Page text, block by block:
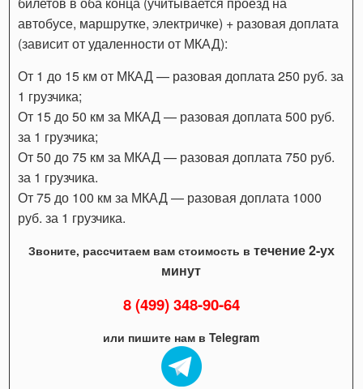
автобусе, маршрутке, электричке) + разовая доплата
(зависит от удаленности от МКАД):
От 1 до 15 км от МКАД — разовая доплата 250 руб. за
1 грузчика;
От 15 до 50 км за МКАД — разовая доплата 500 руб.
за 1 грузчика;
От 50 до 75 км за МКАД — разовая доплата 750 руб.
за 1 грузчика.
От 75 до 100 км за МКАД — разовая доплата 1000
руб. за 1 грузчика.
Звоните, рассчитаем вам стоимость в течение 2-ух
минут
8 (499) 348-90-64
или пишите нам в Telegram